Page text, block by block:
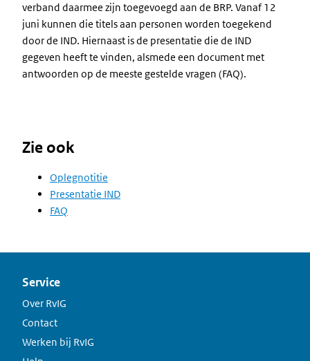
verband daarmee zijn toegevoegd aan de BRP. Vanaf 12
juni kunnen die titels aan personen worden toegekend
door de IND. Hiernaast is de presentatie die de IND
gegeven heeft te vinden, alsmede een document met
antwoorden op de meeste gestelde vragen (FAQ).
Zie ook
Oplegnotitie
Presentatie IND
FAQ
Service
Over RvIG
Contact
Werken bij RvIG